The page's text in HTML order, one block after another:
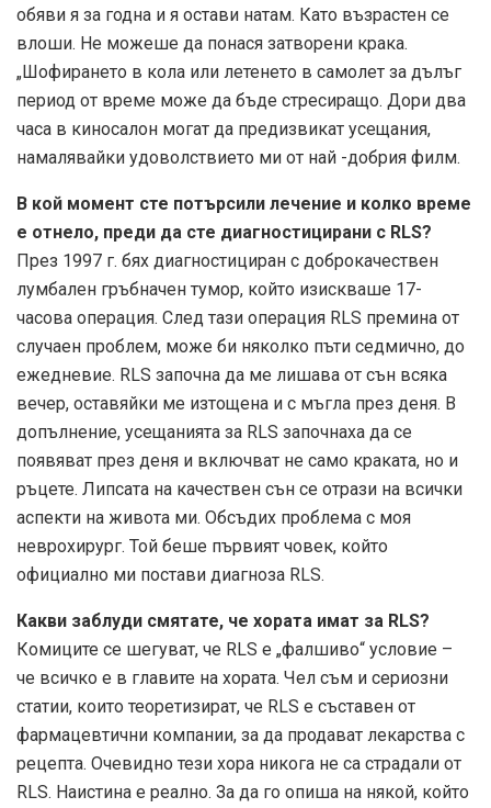
обяви я за годна и я остави натам. Като възрастен се
влоши. Не можеше да понася затворени крака.
„Шофирането в кола или летенето в самолет за дълъг
период от време може да бъде стресиращо. Дори два
часа в киносалон могат да предизвикат усещания,
намалявайки удоволствието ми от най -добрия филм.
В кой момент сте потърсили лечение и колко време
е отнело, преди да сте диагностицирани с RLS?
През 1997 г. бях диагностициран с доброкачествен
лумбален гръбначен тумор, който изискваше 17-
часова операция. След тази операция RLS премина от
случаен проблем, може би няколко пъти седмично, до
ежедневие. RLS започна да ме лишава от сън всяка
вечер, оставяйки ме изтощена и с мъгла през деня. В
допълнение, усещанията за RLS започнаха да се
появяват през деня и включват не само краката, но и
ръцете. Липсата на качествен сън се отрази на всички
аспекти на живота ми. Обсъдих проблема с моя
неврохирург. Той беше първият човек, който
официално ми постави диагноза RLS.
Какви заблуди смятате, че хората имат за RLS?
Комиците се шегуват, че RLS е „фалшиво“ условие –
че всичко е в главите на хората. Чел съм и сериозни
статии, които теоретизират, че RLS е съставен от
фармацевтични компании, за да продават лекарства с
рецепта. Очевидно тези хора никога не са страдали от
RLS. Наистина е реално. За да го опиша на някой, който